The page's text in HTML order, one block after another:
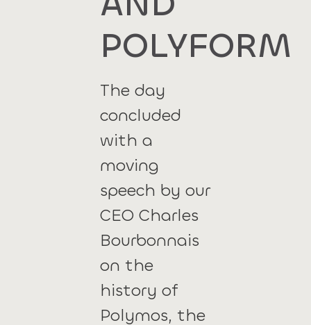
POLYFORM
The day
concluded
with a
moving
speech by our
CEO Charles
Bourbonnais
on the
history of
Polymos, the